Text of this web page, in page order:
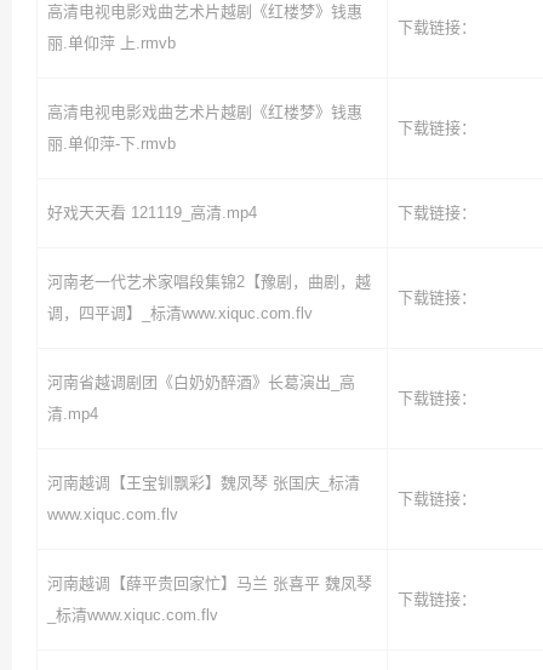
高清电视电影戏曲艺术片越剧《红楼梦》钱惠
丽.单仰萍 上.rmvb
下载链接：
高清电视电影戏曲艺术片越剧《红楼梦》钱惠
丽.单仰萍-下.rmvb
下载链接：
好戏天天看 121119_高清.mp4 下载链接：
河南老一代艺术家唱段集锦2【豫剧，曲剧，越
调，四平调】_标清www.xiquc.com.flv
下载链接：
河南省越调剧团《白奶奶醉酒》长葛演出_高
清.mp4
下载链接：
河南越调【王宝钏飘彩】魏凤琴 张国庆_标清
www.xiquc.com.flv
下载链接：
河南越调【薛平贵回家忙】马兰 张喜平 魏凤琴
_标清www.xiquc.com.flv
下载链接：